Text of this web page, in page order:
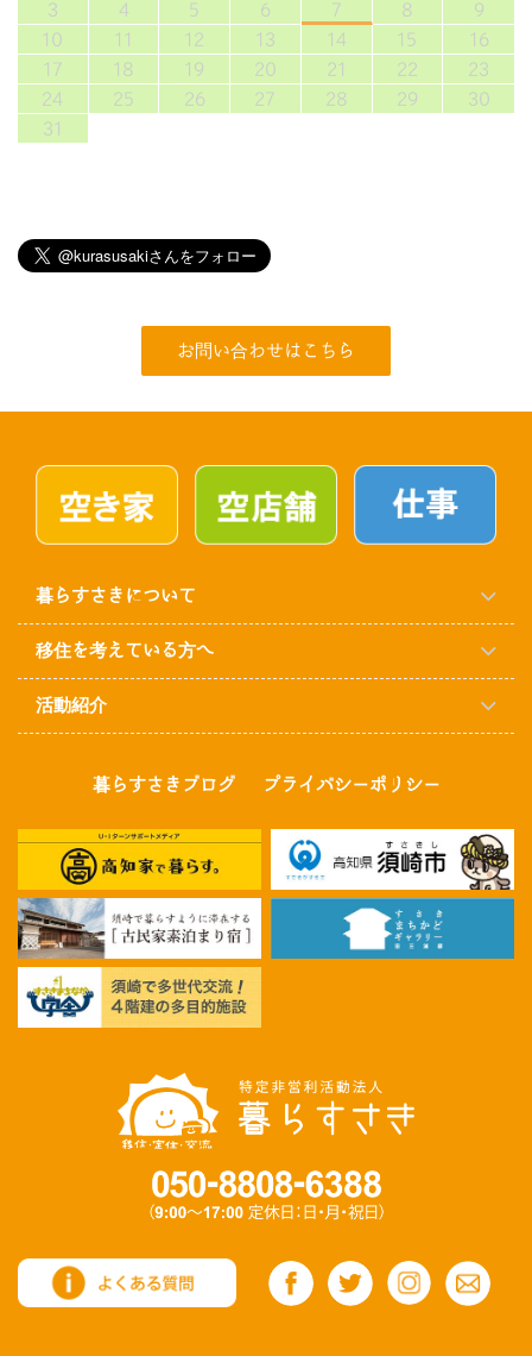
3
4 5 6 7 8
9
10
11 12 13 14 15
16
17
18 19 20 21 22
23
24
25 26 27 28 29
30
31
お問い合わせはこちら
暮らすさきについて
移住を考えている方へ
活動紹介
暮らすさきブログ プライバシーポリシー